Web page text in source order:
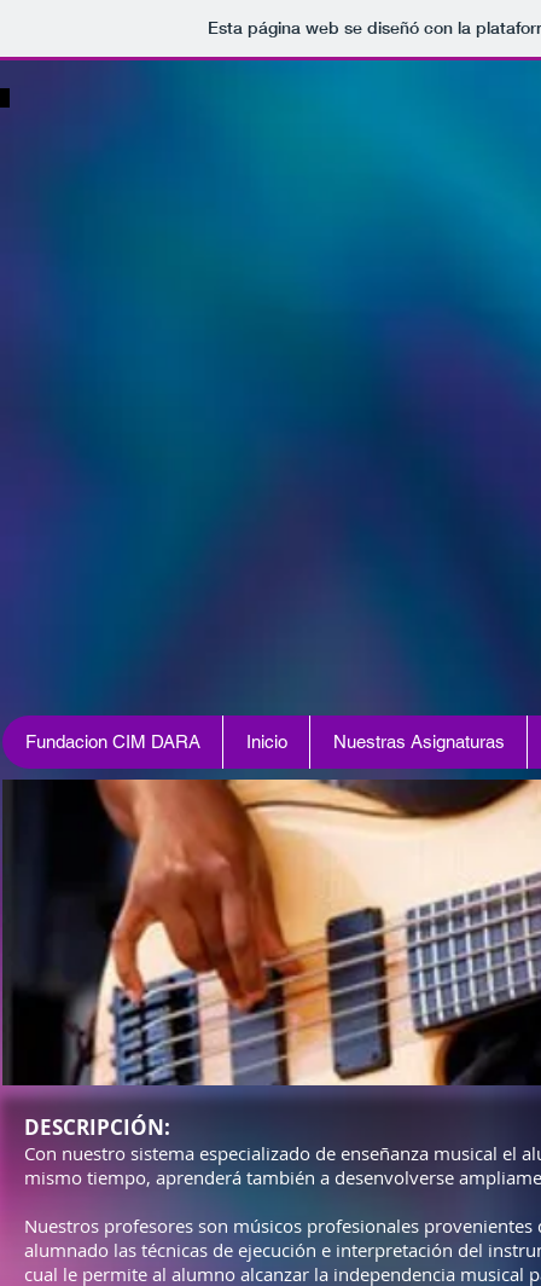
Esta página web se diseñó con la
DESCRIPCIÓN:
Con nuestro sistema especializado de enseñanza musical el
mismo tiempo, aprenderá también a desenvolverse
Nuestros profesores son músicos profesionales
alumnado las técnicas de ejecución e interpretación del
cual le permite al alumno alcanzar la independencia musical
Fundacion CIM DARA Inicio Nuestras Asignaturas